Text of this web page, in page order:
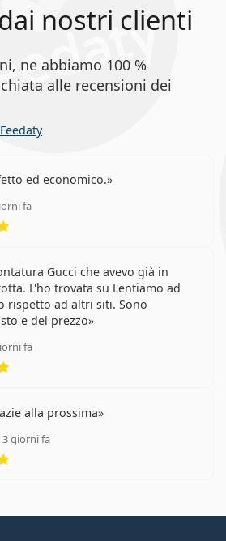
nostri clienti
ne abbiamo 100 %
alle recensioni dei
ed economico.
fa
Gucci che avevo già in
L'ho trovata su Lentiamo ad
rispetto ad altri siti. Sono
e del prezzo
fa
alla prossima
3 giorni fa
valutazione 5 di 5